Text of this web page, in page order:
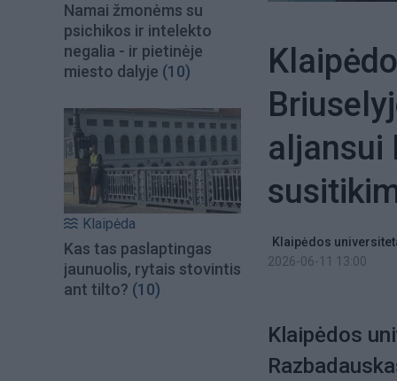
Namai žmonėms su
psichikos ir intelekto
negalia - ir pietinėje
miesto dalyje (10)
Klaipėda
Kas tas paslaptingas
jaunuolis, rytais stovintis
ant tilto? (10)
aljansui
Klaipėdos
2026-06-11 13:00
Klaipėdos